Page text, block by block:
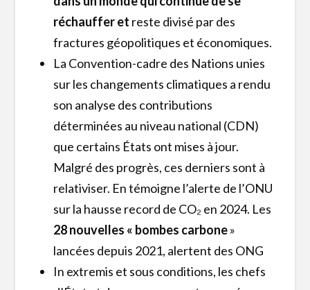
réchauffer et reste divisé par des
fractures géopolitiques et économiques.
La Convention-cadre des Nations unies
sur les changements climatiques a rendu
son analyse des contributions
déterminées au niveau national (CDN)
que certains États ont mises à jour.
Malgré des progrès, ces derniers sont à
relativiser. En témoigne l’alerte de l’ONU
sur la hausse record de CO₂ en 2024. Les
28 nouvelles « bombes carbone»
lancées depuis 2021, alertent des ONG
In extremis et sous conditions, les chefs